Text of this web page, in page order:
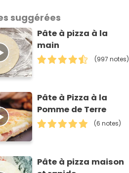
suggérées
Pâte à pizza à la
main
(997 notes)
Pâte à Pizza à la
Pomme de Terre
(6 notes)
Pâte à pizza maison